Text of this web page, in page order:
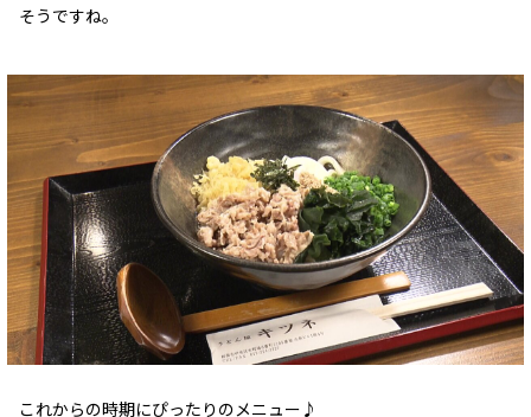
そうですね。
これからの時期にぴったりのメニュー♪